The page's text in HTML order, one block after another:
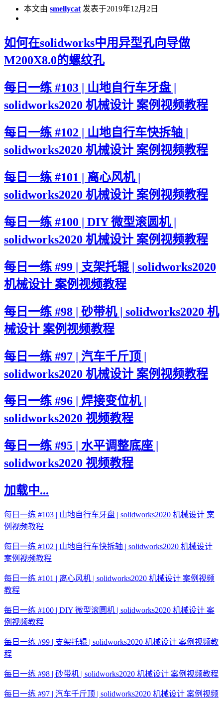
本文由 smellycat 发表于2019年12月2日
如何在solidworks中用异型孔向导做
M200X8.0的螺纹孔
每日一练 #103 | 山地自行车牙盘 |
solidworks2020 机械设计 案例视频教程
每日一练 #102 | 山地自行车快拆轴 |
solidworks2020 机械设计 案例视频教程
每日一练 #101 | 离心风机 |
solidworks2020 机械设计 案例视频教程
每日一练 #100 | DIY 微型滚圆机 |
solidworks2020 机械设计 案例视频教程
每日一练 #99 | 支架托辊 | solidworks2020
机械设计 案例视频教程
每日一练 #98 | 砂带机 | solidworks2020 机
械设计 案例视频教程
每日一练 #97 | 汽车千斤顶 |
solidworks2020 机械设计 案例视频教程
每日一练 #96 | 焊接变位机 |
solidworks2020 视频教程
每日一练 #95 | 水平调整底座 |
solidworks2020 视频教程
加载中...
每日一练 #103 | 山地自行车牙盘 | solidworks2020 机械设计 案
例视频教程
每日一练 #102 | 山地自行车快拆轴 | solidworks2020 机械设计
案例视频教程
每日一练 #101 | 离心风机 | solidworks2020 机械设计 案例视频
教程
每日一练 #100 | DIY 微型滚圆机 | solidworks2020 机械设计 案
例视频教程
每日一练 #99 | 支架托辊 | solidworks2020 机械设计 案例视频教
程
每日一练 #98 | 砂带机 | solidworks2020 机械设计 案例视频教程
每日一练 #97 | 汽车千斤顶 | solidworks2020 机械设计 案例视频